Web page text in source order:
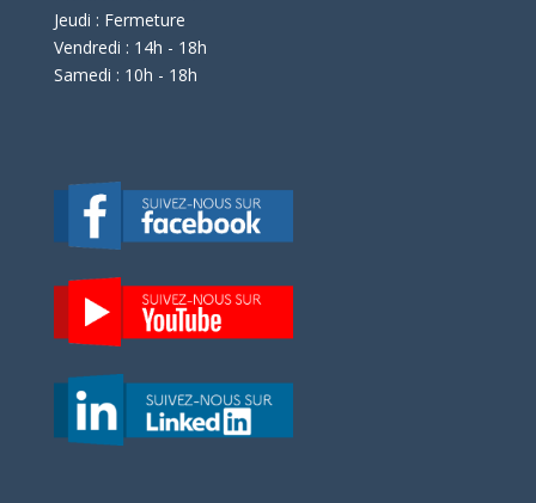
Jeudi : Fermeture
Vendredi : 14h - 18h
Samedi : 10h - 18h